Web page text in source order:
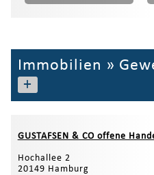
Immobilien »
+
GUSTAFSEN & CO offene
Hochallee 2
20149 Hamburg